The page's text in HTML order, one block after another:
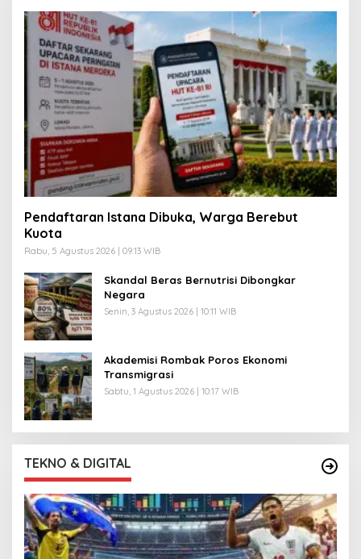
Pendaftaran Istana Dibuka, Warga Berebut
Kuota
Rabu, 5 Agustus 2026 | 09:13 WIB
Skandal Beras Bernutrisi Dibongkar
Negara
Senin, 3 Agustus 2026 | 10:11 WIB
Akademisi Rombak Poros Ekonomi
Transmigrasi
Sabtu, 1 Agustus 2026 | 10:17 WIB
TEKNO & DIGITAL